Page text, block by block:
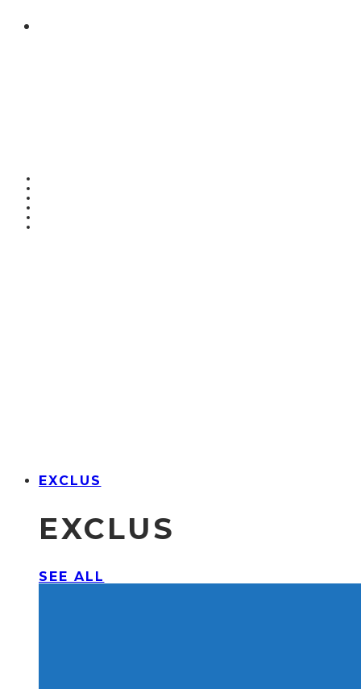
EXCLUS
EXCLUS
SEE ALL